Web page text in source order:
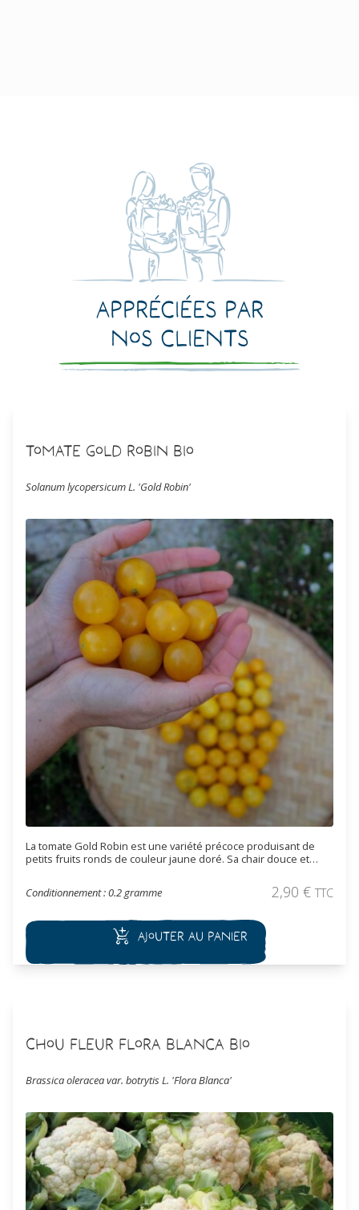
Appréciées par
nos clients
Tomate Gold Robin Bio
Solanum lycopersicum L. 'Gold Robin'
La tomate Gold Robin est une variété précoce produisant de
petits fruits ronds de couleur jaune doré. Sa chair douce et
compacte et productive, elle convient très bien à la culture en
pot comme en pleine terre.
Conditionnement : 0.2 gramme 2,90 € TTC
Ajouter au panier
Chou Fleur Flora Blanca Bio
Brassica oleracea var. botrytis L. 'Flora Blanca'